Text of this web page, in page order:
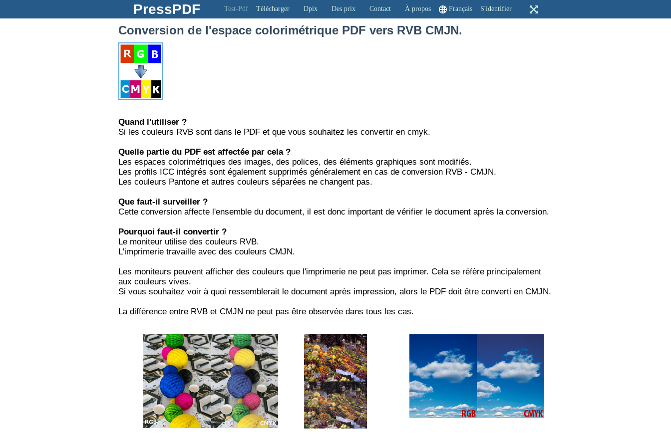
PressPDF Test-Pdf Télécharger Dpix Des prix Contact À propos Français S'identifier
Conversion de l'espace colorimétrique PDF vers RVB CMJN.
Quand l'utiliser ?
Si les couleurs RVB sont dans le PDF et que vous souhaitez les convertir en cmyk.
Quelle partie du PDF est affectée par cela ?
Les espaces colorimétriques des images, des polices, des éléments graphiques sont modifiés.
Les profils ICC intégrés sont également supprimés généralement en cas de conversion RVB - CMJN.
Les couleurs Pantone et autres couleurs séparées ne changent pas.
Que faut-il surveiller ?
Cette conversion affecte l'ensemble du document, il est donc important de vérifier le document après la conversion.
Pourquoi faut-il convertir ?
Le moniteur utilise des couleurs RVB.
L'imprimerie travaille avec des couleurs CMJN.
Les moniteurs peuvent afficher des couleurs que l'imprimerie ne peut pas imprimer. Cela se réfère principalement
aux couleurs vives.
Si vous souhaitez voir à quoi ressemblerait le document après impression, alors le PDF doit être converti en CMJN.
La différence entre RVB et CMJN ne peut pas être observée dans tous les cas.